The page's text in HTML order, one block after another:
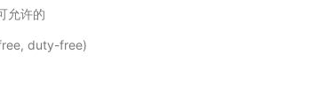
允许的
duty-free)